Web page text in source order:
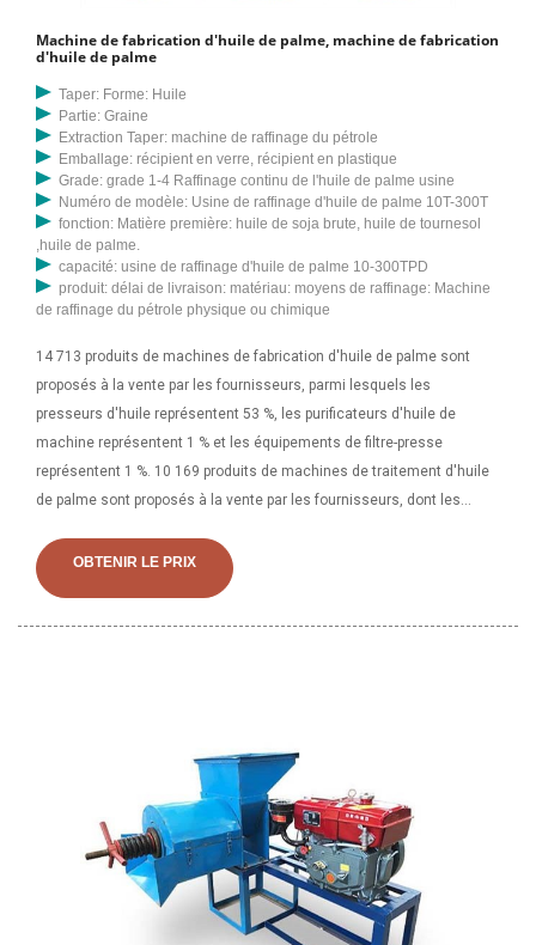
Machine de fabrication d'huile de palme, machine de fabrication
d'huile de palme
Taper: Forme: Huile
Partie: Graine
Extraction Taper: machine de raffinage du pétrole
Emballage: récipient en verre, récipient en plastique
Grade: grade 1-4 Raffinage continu de l'huile de palme usine
Numéro de modèle: Usine de raffinage d'huile de palme 10T-300T
fonction: Matière première: huile de soja brute, huile de tournesol
,huile de palme.
capacité: usine de raffinage d'huile de palme 10-300TPD
produit: délai de livraison: matériau: moyens de raffinage: Machine
de raffinage du pétrole physique ou chimique
14 713 produits de machines de fabrication d'huile de palme sont
proposés à la vente par les fournisseurs, parmi lesquels les
presseurs d'huile représentent 53 %, les purificateurs d'huile de
machine représentent 1 % et les équipements de filtre-presse
représentent 1 %. 10 169 produits de machines de traitement d'huile
de palme sont proposés à la vente par les fournisseurs, dont les
représentent 1 % et les purificateurs d'huile de machine représentent
1 %.
OBTENIR LE PRIX